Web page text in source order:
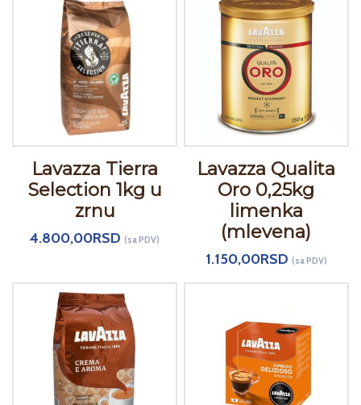
Lavazza Tierra
Selection 1kg u
zrnu
4.800,00RSD(sa PDV)
Lavazza Qualita
Oro 0,25kg
limenka
(mlevena)
1.150,00RSD (sa PDV)